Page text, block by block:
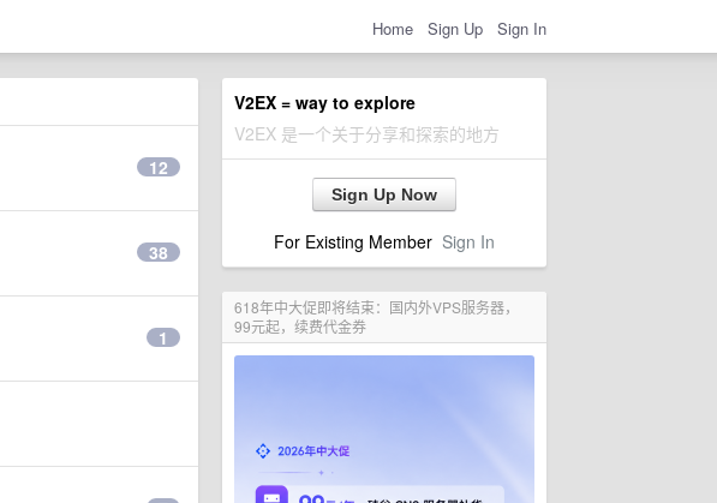
Home Sign Up Sign In
V2EX = way to explore
V2EX 是一个关于分享和探索的地方
Sign Up Now
For Existing Member Sign In
618年中大促即将结束：国内外VPS服务器，
99元起，续费代金券
12
38
1